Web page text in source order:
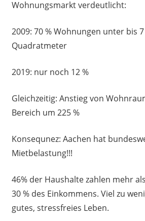
Wohnungsmarkt verdeutlicht:
2009: 70 % Wohnungen unter bis
Quadratmeter
2019: nur noch 12 %
Gleichzeitig: Anstieg von
Bereich um 225 %
Konsequnez: Aachen hat
Mietbelastung!!!
46% der Haushalte zahlen mehr
30 % des Einkommens. Viel zu
gutes, stressfreies Leben.